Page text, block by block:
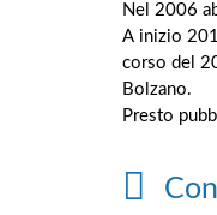
Nel 2006
A inizio
corso del
Bolzano.
Presto